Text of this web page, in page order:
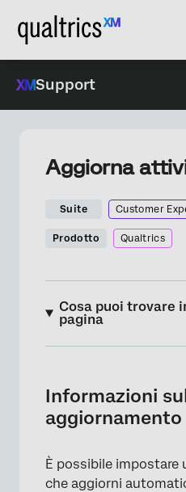
Support
Aggiorna
Suite Customer
Prodotto Qualtrics
Cosa puoi trovare
pagina
Creazione di
Informazioni
È possibile impostare
che aggiorni